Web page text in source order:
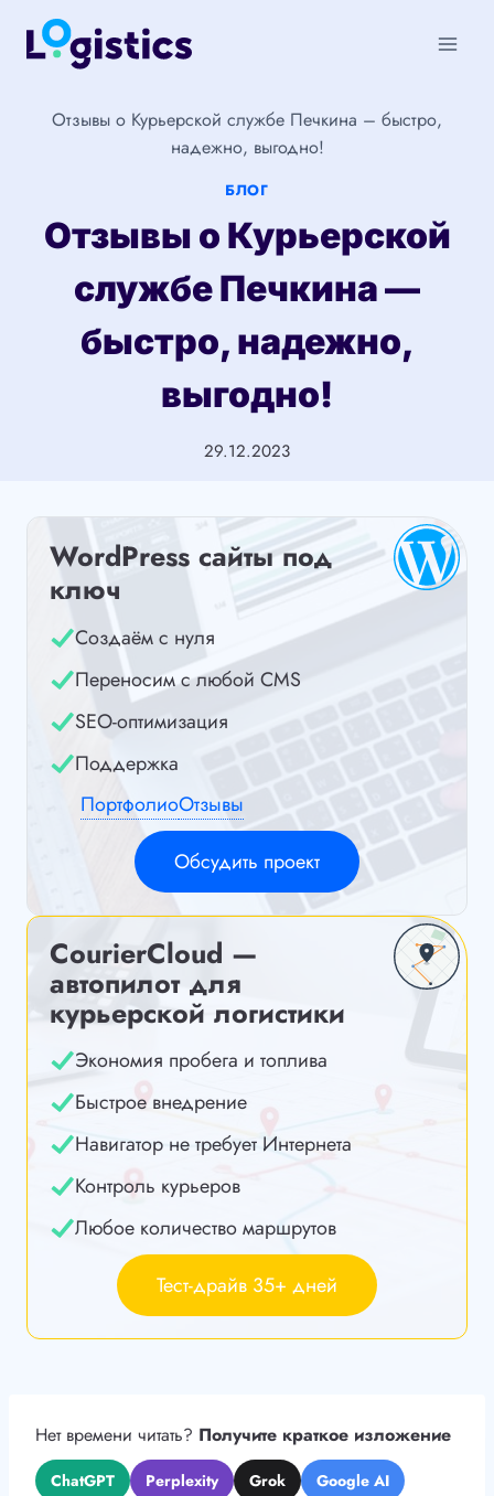
Перейти
Отзывы о Курьерской службе Печкина – быстро,
надежно, выгодно!
БЛОГ
Отзывы о Курьерской
службе Печкина —
быстро, надежно,
выгодно!
29.12.2023
WordPress сайты под
ключ
Создаём с нуля
Переносим с любой CMS
SEO-оптимизация
Поддержка
ПортфолиоОтзывы
Обсудить проект
CourierCloud —
автопилот для
курьерской логистики
Экономия пробега и топлива
Быстрое внедрение
Навигатор не требует Интернета
Контроль курьеров
Любое количество маршрутов
Тест-драйв 35+ дней
Нет времени читать? Получите краткое изложение
ChatGPT Perplexity Grok Google AI